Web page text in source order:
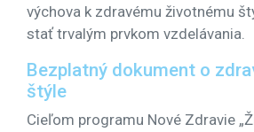
výchova k zdravému životnému
stať trvalým prvkom vzdelávania.
Bezplatný dokument o
štýle
Cieľom programu Nové Zdravie